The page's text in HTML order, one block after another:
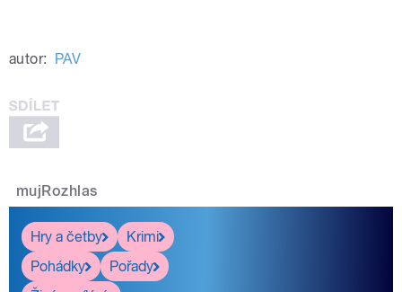
autor: PAV
mujRozhlas
Hry a četby
Krimi
Pohádky
Pořady